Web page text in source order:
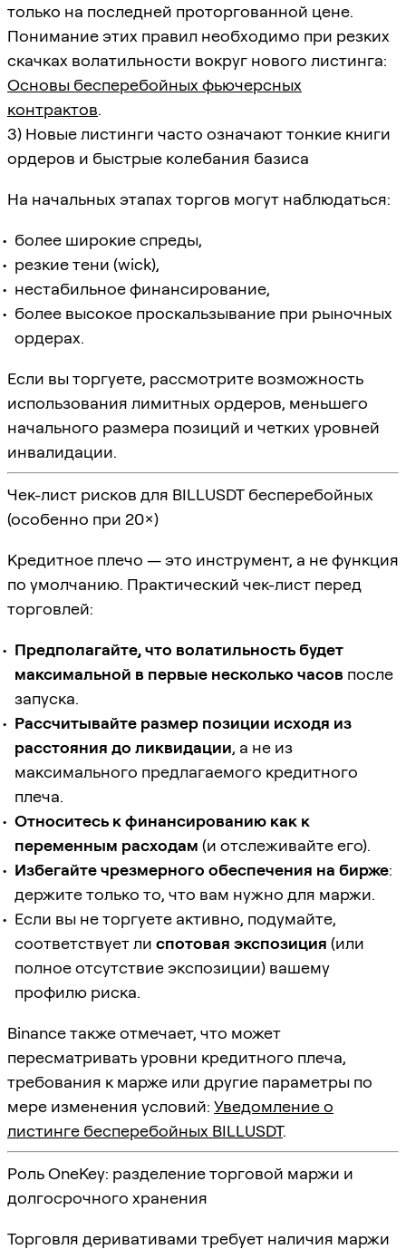
только на последней проторгованной цене.
Понимание этих правил необходимо при резких
скачках волатильности вокруг нового листинга:
Основы бесперебойных фьючерсных
контрактов.
3) Новые листинги часто означают тонкие книги
ордеров и быстрые колебания базиса
На начальных этапах торгов могут наблюдаться:
более широкие спреды,
резкие тени (wick),
нестабильное финансирование,
более высокое проскальзывание при рыночных
ордерах.
Если вы торгуете, рассмотрите возможность
использования лимитных ордеров, меньшего
начального размера позиций и четких уровней
инвалидации.
Чек-лист рисков для BILLUSDT бесперебойных
(особенно при 20×)
Кредитное плечо — это инструмент, а не функция
по умолчанию. Практический чек-лист перед
торговлей:
Предполагайте, что волатильность будет
максимальной в первые несколько часов после
запуска.
Рассчитывайте размер позиции исходя из
расстояния до ликвидации, а не из
максимального предлагаемого кредитного
плеча.
Относитесь к финансированию как к
переменным расходам (и отслеживайте его).
Избегайте чрезмерного обеспечения на бирже:
держите только то, что вам нужно для маржи.
Если вы не торгуете активно, подумайте,
соответствует ли спотовая экспозиция (или
полное отсутствие экспозиции) вашему
профилю риска.
Binance также отмечает, что может
пересматривать уровни кредитного плеча,
требования к марже или другие параметры по
мере изменения условий: Уведомление о
листинге бесперебойных BILLUSDT.
Роль OneKey: разделение торговой маржи и
долгосрочного хранения
Торговля деривативами требует наличия маржи